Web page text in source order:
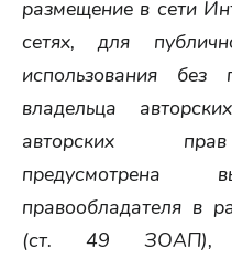
размещение в сети
сетях, для
использования без
владельца
авторских прав
предусмотрена
правообладателя в
(ст. 49 ЗОАП),